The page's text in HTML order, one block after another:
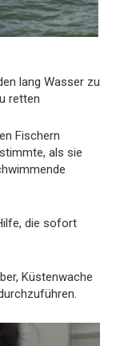
lang Wasser zu
retten
Fischern
als sie
die sofort
Küstenwache